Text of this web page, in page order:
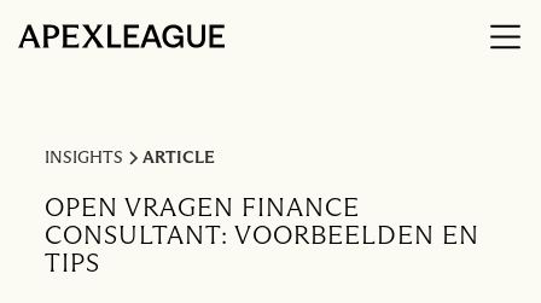
INSIGHTS ARTICLE
OPEN VRAGEN FINANCE
CONSULTANT: VOORBEELDEN EN
TIPS